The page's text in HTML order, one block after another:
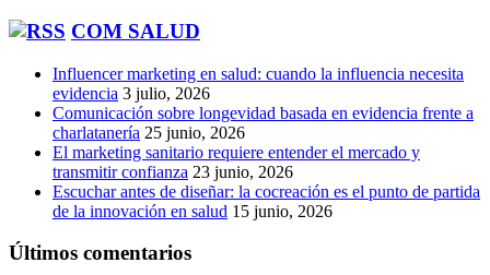
COM SALUD
Influencer marketing en salud: cuando la influencia necesita
evidencia 3 julio, 2026
Comunicación sobre longevidad basada en evidencia frente a
charlatanería 25 junio, 2026
El marketing sanitario requiere entender el mercado y
transmitir confianza 23 junio, 2026
Escuchar antes de diseñar: la cocreación es el punto de partida
de la innovación en salud 15 junio, 2026
Últimos comentarios